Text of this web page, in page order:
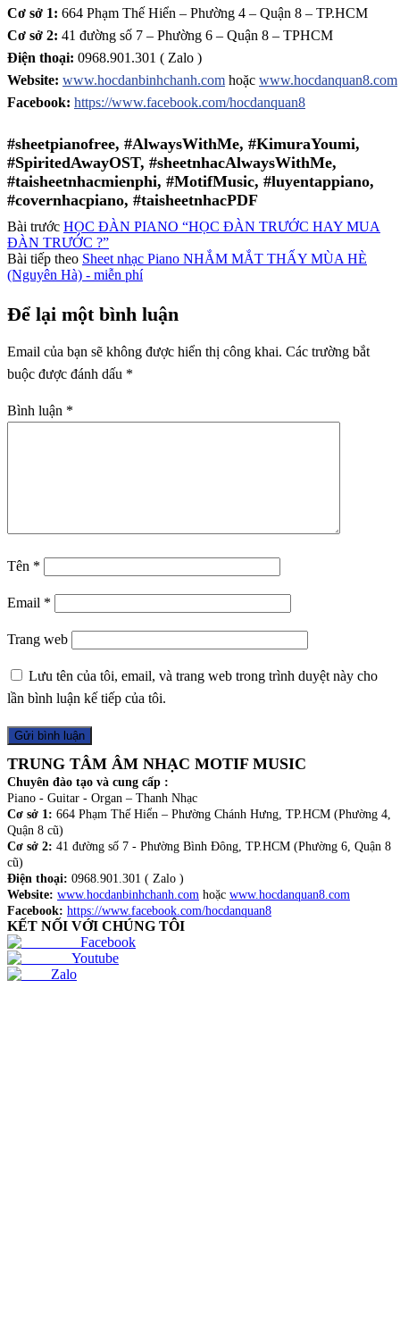
Cơ sở 1: 664 Phạm Thế Hiển – Phường 4 – Quận 8 – TP.HCM
Cơ sở 2: 41 đường số 7 – Phường 6 – Quận 8 – TPHCM
Điện thoại: 0968.901.301 ( Zalo )
Website: www.hocdanbinhchanh.com hoặc www.hocdanquan8.com
Facebook: https://www.facebook.com/hocdanquan8
#sheetpianofree, #AlwaysWithMe, #KimuraYoumi,
#SpiritedAwayOST, #sheetnhacAlwaysWithMe,
#taisheetnhacmienphi, #MotifMusic, #luyentappiano,
#covernhacpiano, #taisheetnhacPDF
Bài trước HỌC ĐÀN PIANO “HỌC ĐÀN TRƯỚC HAY MUA
ĐÀN TRƯỚC ?”
Bài tiếp theo Sheet nhạc Piano NHẮM MẮT THẤY MÙA HÈ
(Nguyên Hà) - miễn phí
Để lại một bình luận
Email của bạn sẽ không được hiển thị công khai. Các trường bắt
buộc được đánh dấu *
Bình luận *
Tên *
Email *
Trang web
Lưu tên của tôi, email, và trang web trong trình duyệt này cho
lần bình luận kế tiếp của tôi.
TRUNG TÂM ÂM NHẠC MOTIF MUSIC
Chuyên đào tạo và cung cấp :
Piano - Guitar - Organ – Thanh Nhạc
Cơ sở 1: 664 Phạm Thế Hiển – Phường Chánh Hưng, TP.HCM (Phường 4,
Quận 8 cũ)
Cơ sở 2: 41 đường số 7 - Phường Bình Đông, TP.HCM (Phường 6, Quận 8
cũ)
Điện thoại: 0968.901.301 ( Zalo )
Website: www.hocdanbinhchanh.com hoặc www.hocdanquan8.com
Facebook: https://www.facebook.com/hocdanquan8
KẾT NỐI VỚI CHÚNG TÔI
Facebook
Youtube
Zalo